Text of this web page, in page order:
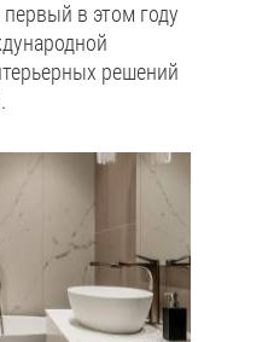
в этом году
решений